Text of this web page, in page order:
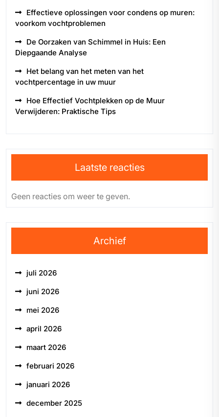
Effectieve oplossingen voor condens op muren:
voorkom vochtproblemen
De Oorzaken van Schimmel in Huis: Een
Diepgaande Analyse
Het belang van het meten van het
vochtpercentage in uw muur
Hoe Effectief Vochtplekken op de Muur
Verwijderen: Praktische Tips
Laatste reacties
Geen reacties om weer te geven.
Archief
juli 2026
juni 2026
mei 2026
april 2026
maart 2026
februari 2026
januari 2026
december 2025